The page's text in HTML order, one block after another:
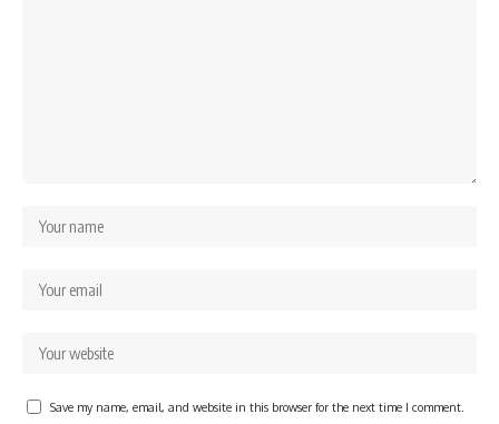
Save my name, email, and website in this browser for the next time I comment.